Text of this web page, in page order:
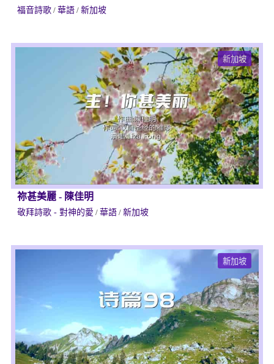
福音詩歌 / 華語 / 新加坡
新加坡
祢甚美麗 - 陳佳明
敬拜詩歌 - 對神的愛 / 華語 / 新加坡
新加坡